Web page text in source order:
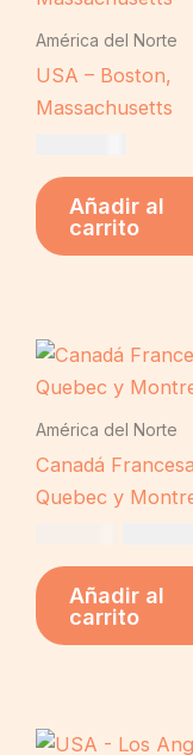
América del Norte
USA – Boston,
Massachusetts
Añadir al
carrito
América del Norte
Canadá
Quebec y
precio
original
US$
Añadir al
carrito